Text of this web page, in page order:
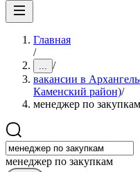
Главная
/
... /
вакансии в
Каменский район)/
менеджер по закупкам
менеджер по закупкам